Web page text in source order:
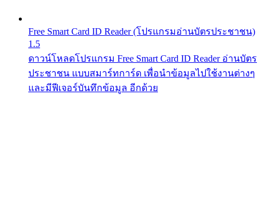
Free Smart Card ID Reader (โปรแกรมอ่านบัตรประชาชน)
1.5
ดาวน์โหลดโปรแกรม Free Smart Card ID Reader อ่านบัตร
ประชาชน แบบสมาร์ทการ์ด เพื่อนำข้อมูลไปใช้งานต่างๆ
และมีฟีเจอร์บันทึกข้อมูล อีกด้วย